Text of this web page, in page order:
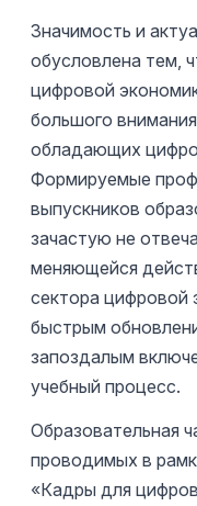
Значимость и
обусловлена тем,
цифровой
большого
обладающих
Формируемые
выпускников
зачастую не
меняющейся
сектора цифровой
быстрым
запоздалым
учебный процесс.
Образовательная
проводимых в
«Кадры для